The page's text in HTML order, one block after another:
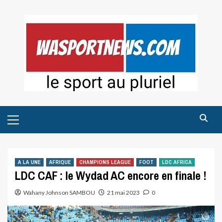
Menu
A LA UNE AFRIQUE CHAMPIONS LEAGUE FOOT LDC AFRICA
LDC CAF : le Wydad AC encore en finale !
Wahany Johnson SAMBOU 21 mai 2023 0